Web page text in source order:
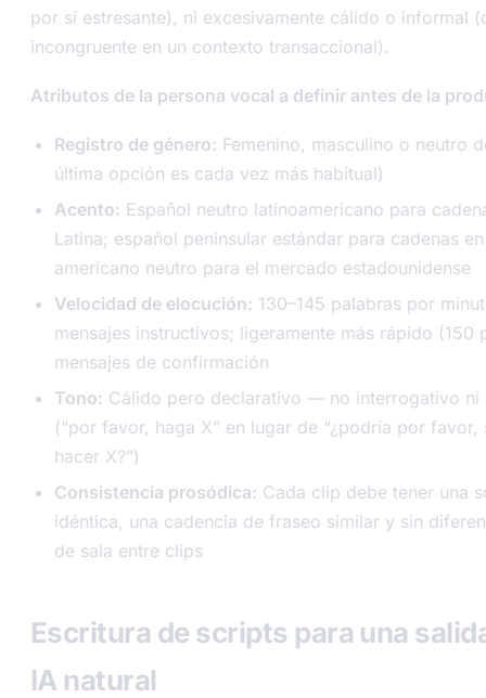
por sí estresante), ni excesivamente cálido o informal
incongruente en un contexto transaccional).
Atributos de la persona vocal a definir antes de la
Registro de género: Femenino, masculino o neutro
última opción es cada vez más habitual)
Acento: Español neutro latinoamericano para
Latina; español peninsular estándar para cadenas
americano neutro para el mercado estadounidense
Velocidad de elocución: 130–145 palabras por
mensajes instructivos; ligeramente más rápido (150
mensajes de confirmación
Tono: Cálido pero declarativo — no interrogativo ni
(“por favor, haga X” en lugar de “¿podría por
hacer X?”)
Consistencia prosódica: Cada clip debe tener una
idéntica, una cadencia de fraseo similar y sin
de sala entre clips
Escritura de scripts para una
IA natural